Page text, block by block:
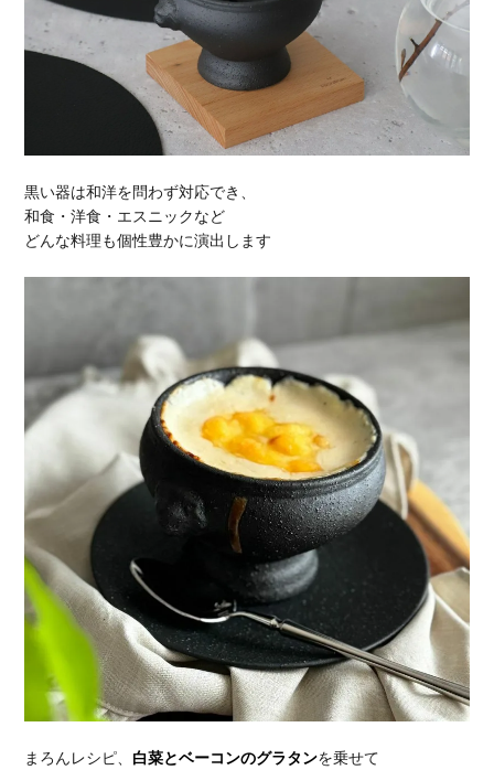
黒い器は和洋を問わず対応でき、
和食・洋食・エスニックなど
どんな料理も個性豊かに演出します
まろんレシピ、 白菜とベーコンのグラタンを乗せて